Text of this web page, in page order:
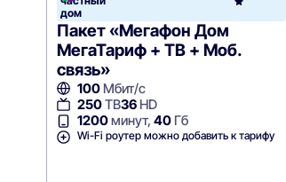
дом
Пакет «Мегафон Дом
МегаТариф + ТВ + Моб.
связь»
100Мбит/с
250ТВ36HD
1200минут, 40Гб
Wi-Fi роутер можно добавить к тарифу